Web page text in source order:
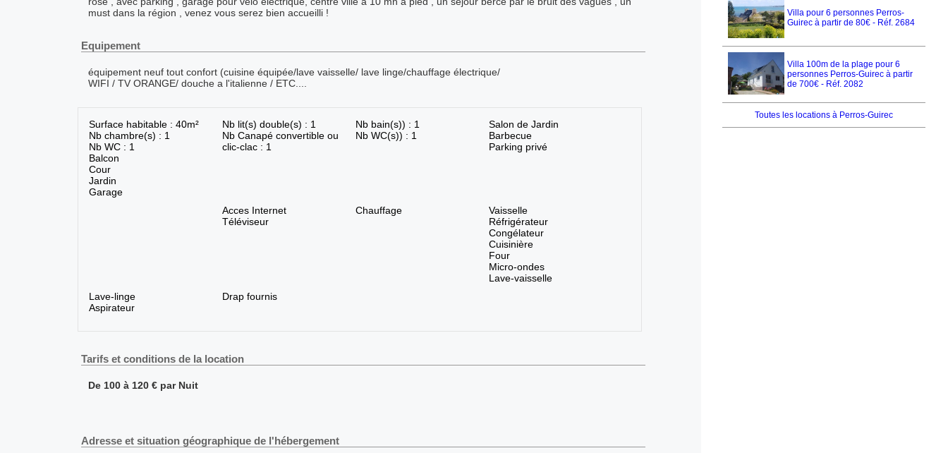
must dans la région , venez vous serez bien accueilli !
Equipement
équipement neuf tout confort (cuisine équipée/lave vaisselle/ lave linge/chauffage électrique/
WIFI / TV ORANGE/ douche a l'italienne / ETC....
Surface habitable : 40m²
Nb chambre(s) : 1
Nb WC : 1
Balcon
Cour
Jardin
Garage
Nb lit(s) double(s) : 1
Nb Canapé convertible ou
clic-clac : 1
Nb bain(s)) : 1
Nb WC(s)) : 1
Salon de Jardin
Barbecue
Parking privé
Acces Internet
Téléviseur
Chauffage
Vaisselle
Réfrigérateur
Congélateur
Cuisinière
Four
Micro-ondes
Lave-vaisselle
Lave-linge
Aspirateur
Drap fournis
Tarifs et conditions de la location
De 100 à 120 € par Nuit
Adresse et situation géographique de l'hébergement
Villa pour 6 personnes Perros-
Guirec à partir de 80€ - Réf. 2684
Villa 100m de la plage pour 6
personnes Perros-Guirec à partir
de 700€ - Réf. 2082
Toutes les locations à Perros-Guirec